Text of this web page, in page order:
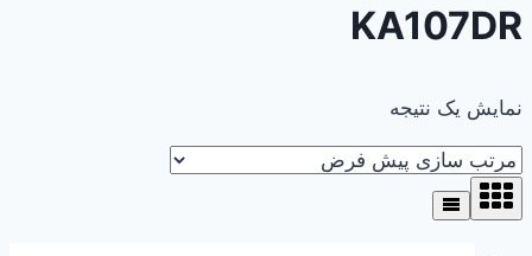
KA107DR
نمایش یک نتیجه